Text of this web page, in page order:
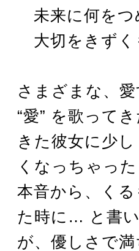
未来に何をつ
大切をきずく
さまざまな、
“愛” を歌って
きた彼女に少
くなっちゃっ
本音から、く
た時に… と書
が、優しさで